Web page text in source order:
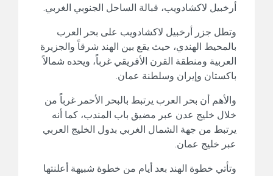
أرخبيل لاكشادويب، قبالة الساحل الجنوبي الغربي.
وتطل جزر أرخبيل لاكشادويب على بحر العرب
بالمحيط الهندي، حيث يقع بين الهند شرقاً والجزيرة
العربية ومنطقة القرن الأفريقي غرباً، ويحده شمالاً
باكستان وإيران وسلطنة عمان.
والأهم أن بحر العرب يرتبط بالبحر الأحمر غرباً من
خلال خليج عدن عبر مضيق باب المندب، كما أنه
يرتبط من جهة الشمال الغربي بدول الخليج العربي
عبر خليج عمان.
وتأتي خطوة الهند بعد أيام من خطوة شبيهة أعلنتها